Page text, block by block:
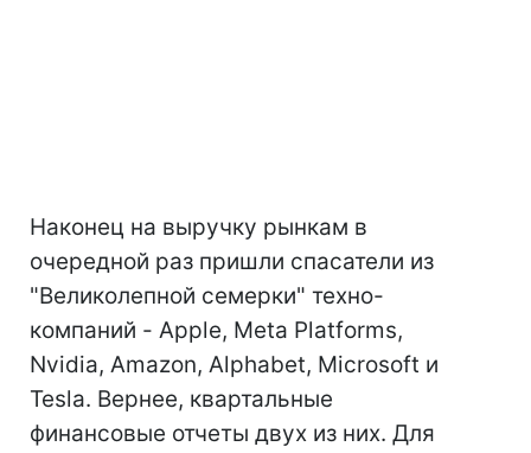
Наконец на выручку рынкам в
очередной раз пришли спасатели из
"Великолепной семерки" техно-
компаний - Apple, Meta Platforms,
Nvidia, Amazon, Alphabet, Microsoft и
Tesla. Вернее, квартальные
финансовые отчеты двух из них. Для